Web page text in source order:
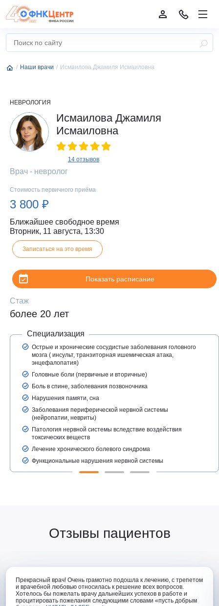
Наши врачи Исмаилова Джамиля Исмаиловна
НЕВРОЛОГИЯ
14 отзывов
Исмаилова Джамиля
Исмаиловна
Врач - невролог
Стоимость первичного приёма
3 800 ₽
Ближайшее свободное время
Вторник, 11 августа, 13:30
Записаться на это время
Показать расписание
Стаж
более 20 лет
Специализация
Острые и хронические сосудистые заболевания головного
мозга ( инсульт, транзиторная ишемическая атака,
энцефалопатия)
Головные боли (первичные и вторичные)
Боль в спине, заболевания позвоночника
Нарушения памяти, сна
Заболевания периферической нервной системы
(нейропатии, невриты)
Патология нервной системы вследствие воздействия
токсических веществ
Лечение хронического болевого синдрома
Функциональные нарушения нервной системы
Отзывы пациентов
Прекрасный врач! Очень грамотно подошла к лечению, с трепетом
и врачебной любовью относилась к решение всех вопросов.
Хотелось бы пожелать врачу дальнейших успехов в работе и
процитировать пожелания следующими словами «пусть добрым